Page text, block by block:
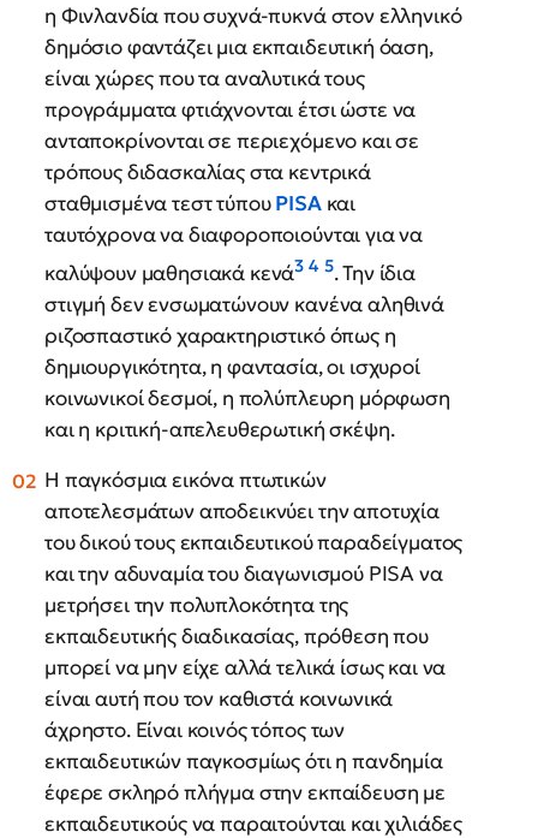
η Φινλανδία που συχνά-πυκνά στον ελληνικό
δημόσιο φαντάζει μια εκπαιδευτική όαση,
είναι χώρες που τα αναλυτικά τους
προγράμματα φτιάχνονται έτσι ώστε να
ανταποκρίνονται σε περιεχόμενο και σε
τρόπους διδασκαλίας στα κεντρικά
σταθμισμένα τεστ τύπουPISA και
ταυτόχρονα να διαφοροποιούνται για να
καλύψουν μαθησιακά κενά3 4 5. Την ίδια
στιγμή δεν ενσωματώνουν κανένα αληθινά
ριζοσπαστικό χαρακτηριστικό όπως η
δημιουργικότητα, η φαντασία, οι ισχυροί
κοινωνικοί δεσμοί, η πολύπλευρη μόρφωση
και η κριτική-απελευθερωτική σκέψη.
Η παγκόσμια εικόνα πτωτικών
αποτελεσμάτων αποδεικνύει την αποτυχία
του δικού τους εκπαιδευτικού παραδείγματος
και την αδυναμία του διαγωνισμού PISA να
μετρήσει την πολυπλοκότητα της
εκπαιδευτικής διαδικασίας, πρόθεση που
μπορεί να μην είχε αλλά τελικά ίσως και να
είναι αυτή που τον καθιστά κοινωνικά
άχρηστο. Είναι κοινός τόπος των
εκπαιδευτικών παγκοσμίως ότι η πανδημία
έφερε σκληρό πλήγμα στην εκπαίδευση με
εκπαιδευτικούς να παραιτούνται και χιλιάδες